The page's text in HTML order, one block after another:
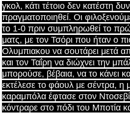
γκολ, κάτι τέτοιο δεν κατέστη
πραγματοποιηθεί. Οι
το 1-0 πριν συμπληρωθεί το
ματς, με τον Τσόρι που ήταν ο
Ολυμπιακου να σουτάρει μετά
και τον Ταΐρη να διώχνει την
μπορούσε, βέβαια, να το κάνει
εκτέλεσε το φάουλ με σέντρα,
καραμπόλα έφτασε στον
κόντραρε στο πόδι του Μποτία